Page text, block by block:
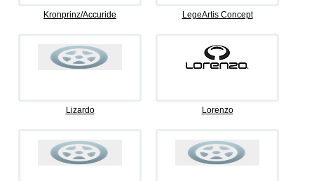
Kronprinz/Accuride LegeArtis Concept
Lizardo Lorenzo